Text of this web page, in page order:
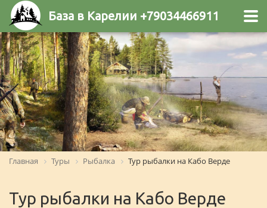
База в Карелии +79034466911
Главная Туры Рыбалка Тур рыбалки на Кабо Верде
Тур рыбалки на Кабо Верде